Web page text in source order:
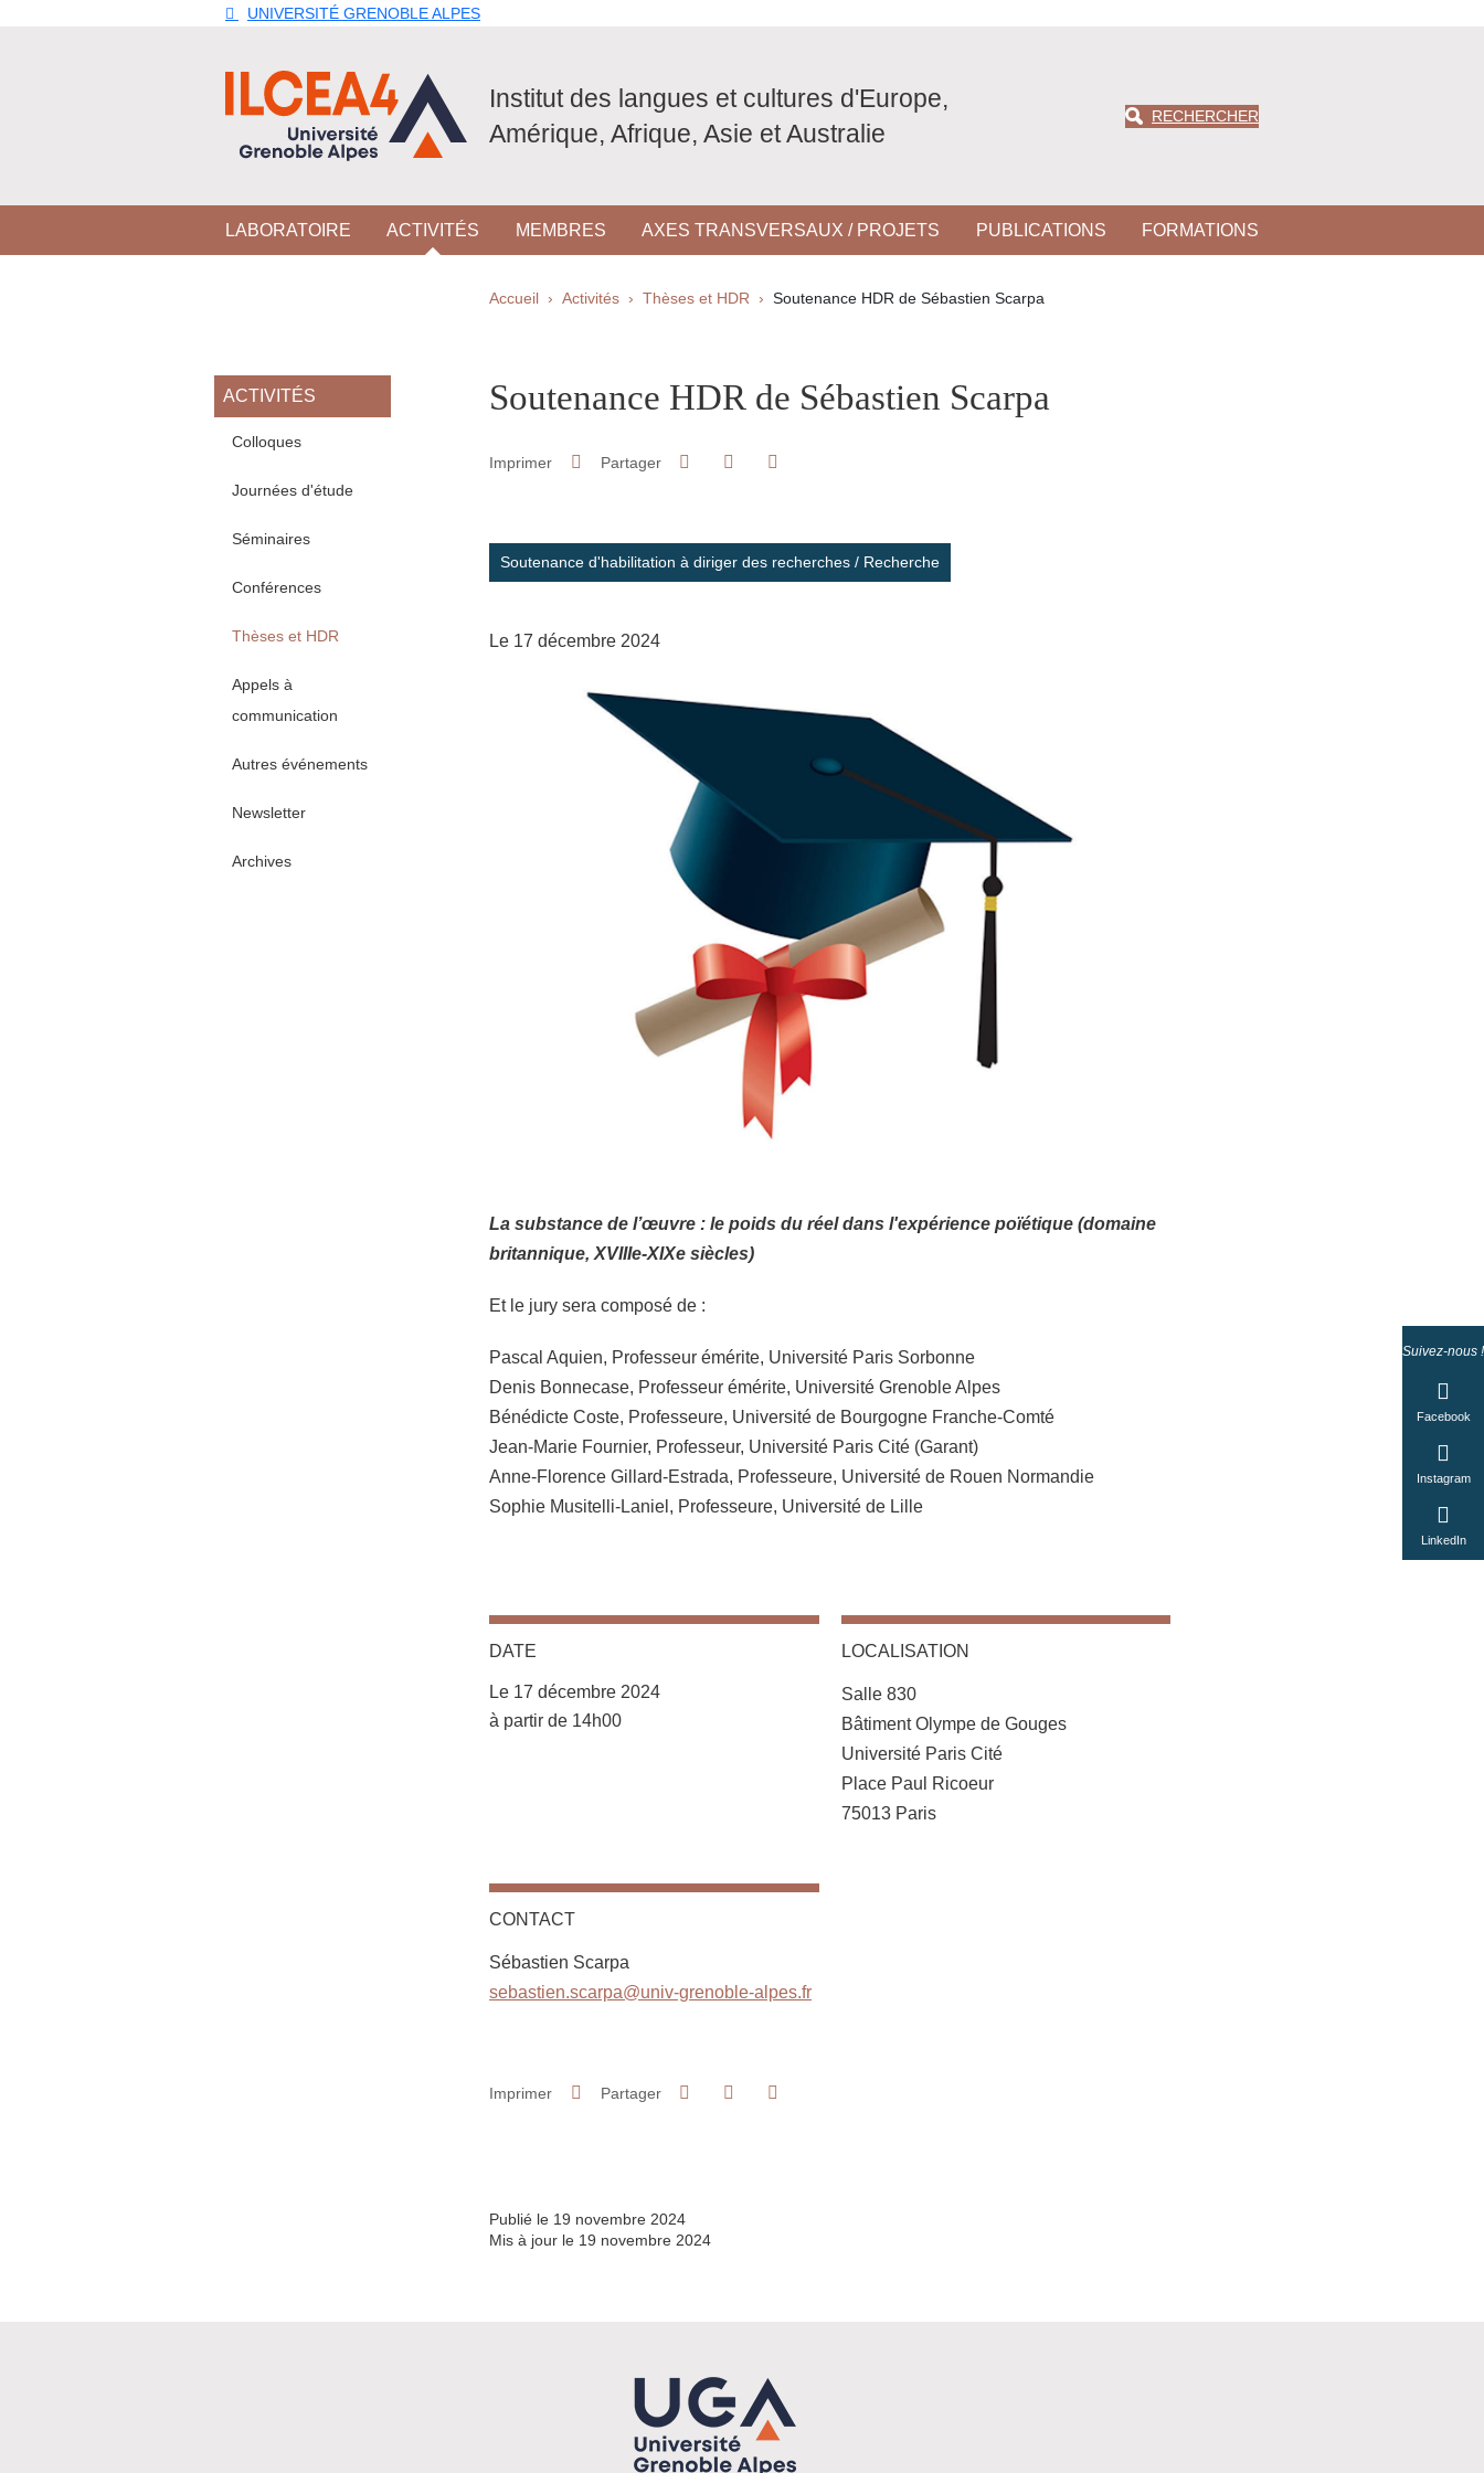
UNIVERSITÉ GRENOBLE ALPES
Suivez-nous !
Facebook
Instagram
LinkedIn
Institut des langues et cultures d'Europe,
Amérique, Afrique, Asie et Australie
RECHERCHER
Navigation principale
LABORATOIRE ACTIVITÉS MEMBRES AXES TRANSVERSAUX / PROJETS PUBLICATIONS FORMATIONS
Fil d'Ariane
Accueil Activités Thèses et HDR Soutenance HDR de Sébastien Scarpa
Navigation principale Sidebar
ACTIVITÉS
Colloques
Journées d'étude
Séminaires
Conférences
Thèses et HDR
Appels à
communication
Autres événements
Newsletter
Archives
Soutenance HDR de Sébastien Scarpa
Imprimer Partager Partager sur Facebook
Partager sur LinkedIn
Soutenance d'habilitation à diriger des recherches/ Recherche
Le 17 décembre 2024
La substance de l’œuvre : le poids du réel dans l'expérience poïétique (domaine
britannique, XVIIIe-XIXe siècles)
Et le jury sera composé de :
Pascal Aquien, Professeur émérite, Université Paris Sorbonne
Denis Bonnecase, Professeur émérite, Université Grenoble Alpes
Bénédicte Coste, Professeure, Université de Bourgogne Franche-Comté
Jean-Marie Fournier, Professeur, Université Paris Cité (Garant)
Anne-Florence Gillard-Estrada, Professeure, Université de Rouen Normandie
Sophie Musitelli-Laniel, Professeure, Université de Lille
DATE
Le 17 décembre 2024
Complément date
à partir de 14h00
LOCALISATION
Complément lieu
Salle 830
Bâtiment Olympe de Gouges
Université Paris Cité
Place Paul Ricoeur
75013 Paris
CONTACT
Sébastien Scarpa
sebastien.scarpa@univ-grenoble-alpes.fr
Imprimer Partager Partager sur Facebook
Partager sur LinkedIn
Publié le 19 novembre 2024
Mis à jour le 19 novembre 2024